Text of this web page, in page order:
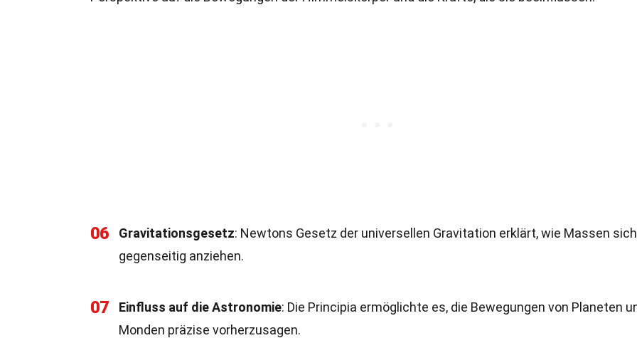
06 Gravitationsgesetz: Newtons Gesetz der universellen Gravitation erklärt, wie Massen sich
gegenseitig anziehen.
07 Einfluss auf die Astronomie: Die Principia ermöglichte es, die Bewegungen von Planeten
Monden präzise vorherzusagen.